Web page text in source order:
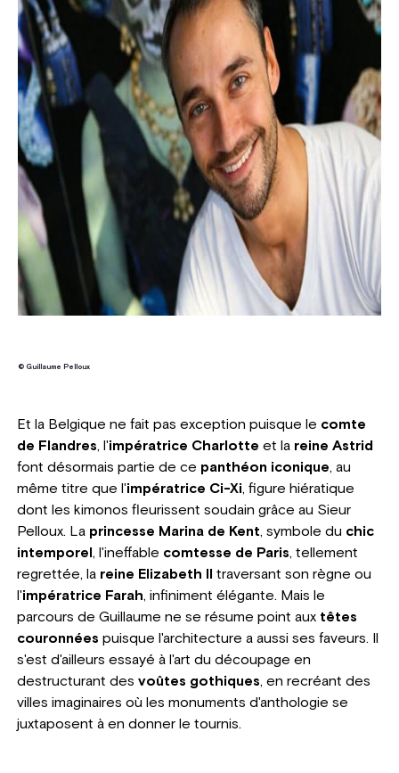
© Guillaume Pelloux
Et la Belgique ne fait pas exception puisque le comte
de Flandres, l'impératrice Charlotte et la reine Astrid
font désormais partie de ce panthéon iconique, au
même titre que l'impératrice Ci-Xi, figure hiératique
dont les kimonos fleurissent soudain grâce au Sieur
Pelloux. La princesse Marina de Kent, symbole du chic
intemporel , l'ineffable comtesse de Paris, tellement
regrettée, la reine Elizabeth II
traversant son règne ou
l'impératrice Farah, infiniment élégante. Mais le
parcours de Guillaume ne se résume point aux têtes
couronnées puisque l'architecture a aussi ses faveurs. Il
s'est d'ailleurs essayé à l'art du découpage en
destructurant des voûtes gothiques, en recréant des
villes imaginaires où les monuments d'anthologie se
juxtaposent à en donner le tournis.